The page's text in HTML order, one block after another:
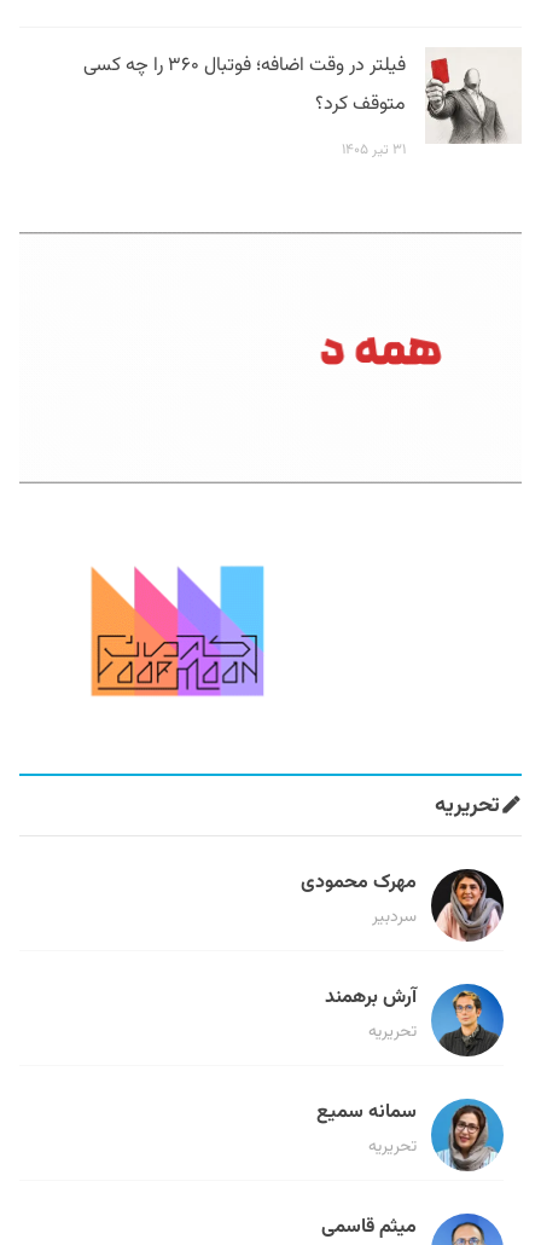
فیلتر در وقت اضافه؛ فوتبال ۳۶۰ را چه کسی
متوقف کرد؟
۳۱ تیر ۱۴۰۵
تحریریه
مهرک محمودی
سردبیر
آرش برهمند
تحریریه
سمانه سمیع
تحریریه
میثم قاسمی